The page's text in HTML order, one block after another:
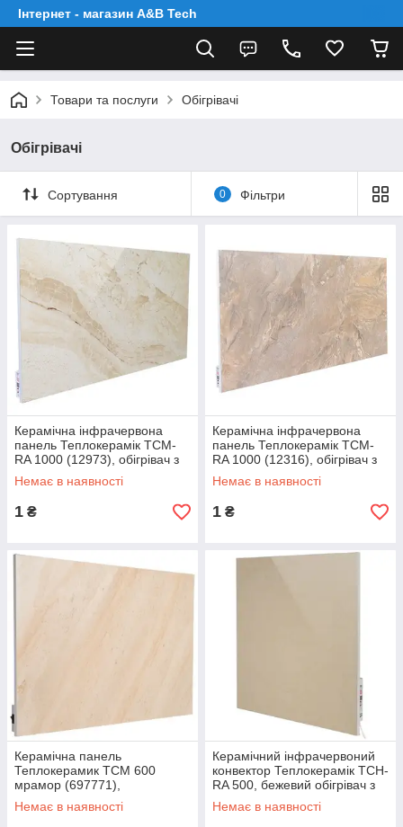
Інтернет - магазин A&B Tech
Товари та послуги Обігрівачі
Обігрівачі
Сортування 0 Фільтри
Керамічна інфрачервона
панель Теплокерамік TCM-
RA 1000 (12973), обігрівач з
терморегулятором
Немає в наявності
1 ₴
Керамічна інфрачервона
панель Теплокерамік TCM-
RA 1000 (12316), обігрівач з
терморегулятором
Немає в наявності
1 ₴
Керамічна панель
Теплокерамик TCM 600
мрамор (697771),
електричний обігрівач
Немає в наявності
Керамічний інфрачервоний
конвектор Теплокерамік TCH-
RA 500, бежевий обігрівач з
терморегулятором
Немає в наявності